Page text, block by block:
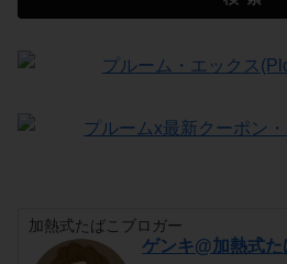
加熱式たばこブロガー
ゲンキ@加熱式